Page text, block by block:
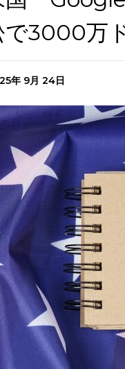
で3000万
年 9月 24日